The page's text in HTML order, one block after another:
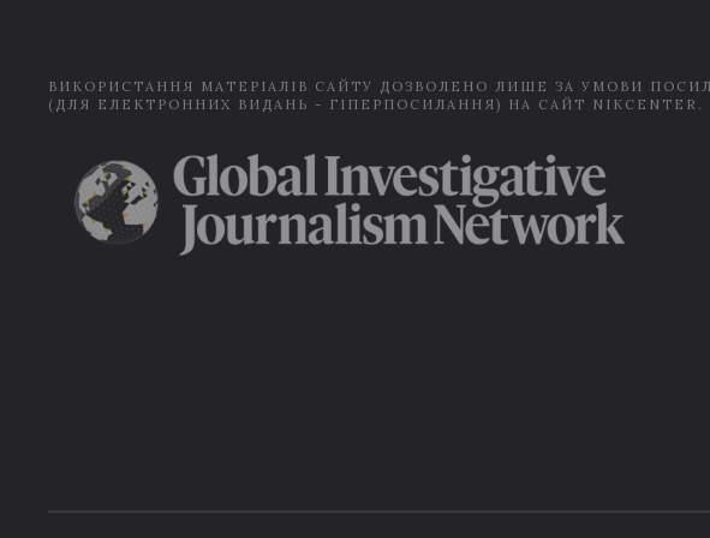
ВИКОРИСТАННЯ МАТЕРІАЛІВ САЙТУ ДОЗВОЛЕНО ЛИШЕ ЗА УМОВИ
(ДЛЯ ЕЛЕКТРОННИХ ВИДАНЬ - ГІПЕРПОСИЛАННЯ) НА САЙТ NIKCENTER.